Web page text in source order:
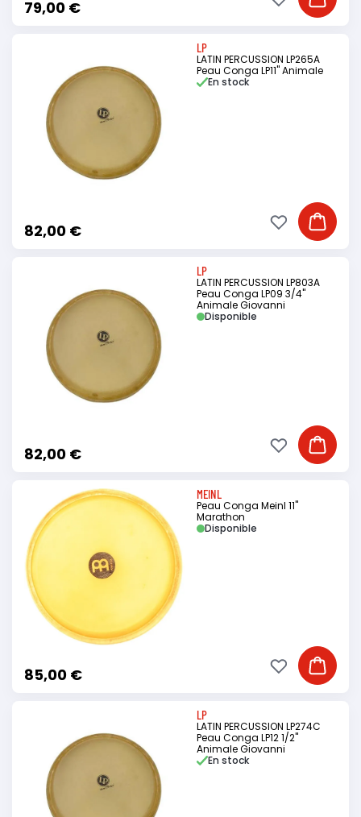
79,00 € Ajouter
Ajouter à ma
LP
LATIN PERCUSSION LP265A
Peau Conga LP11" Animale
82,00 €
En stock
Ajouter
Ajouter à ma
LP
LATIN PERCUSSION LP803A
Peau Conga LP09 3/4"
Animale Giovanni
82,00 €
Disponible
Ajouter
Ajouter à ma
MEINL
Peau Conga Meinl 11"
Marathon
85,00 €
Disponible
Ajouter
Ajouter à ma
LP
LATIN PERCUSSION LP274C
Peau Conga LP12 1/2"
Animale Giovanni
En stock